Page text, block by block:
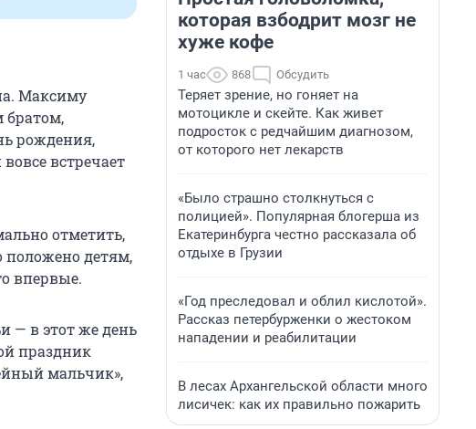
Максиму
братом,
рождения,
встречает
отметить,
положено детям,
впервые.
— в этот же день
праздник
мальчик»,
которая взбодрит мозг не
хуже кофе
1 час 868 Обсудить
Теряет зрение, но гоняет на
мотоцикле и скейте. Как живет
подросток с редчайшим диагнозом,
от которого нет лекарств
«Было страшно столкнуться с
полицией». Популярная блогерша из
Екатеринбурга честно рассказала об
отдыхе в Грузии
«Год преследовал и облил кислотой».
Рассказ петербурженки о жестоком
нападении и реабилитации
В лесах Архангельской области много
лисичек: как их правильно пожарить